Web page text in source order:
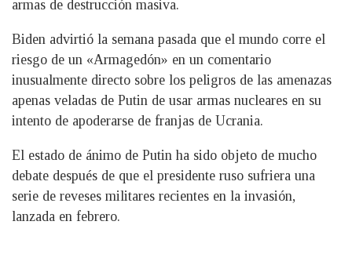
armas de destrucción masiva.
Biden advirtió la semana pasada que el mundo corre el
riesgo de un «Armagedón» en un comentario
inusualmente directo sobre los peligros de las amenazas
apenas veladas de Putin de usar armas nucleares en su
intento de apoderarse de franjas de Ucrania.
El estado de ánimo de Putin ha sido objeto de mucho
debate después de que el presidente ruso sufriera una
serie de reveses militares recientes en la invasión,
lanzada en febrero.